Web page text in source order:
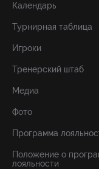
Календарь
Турнирная таблица
Игроки
Тренерский штаб
Медиа
Фото
Программа
Положение о
лояльности